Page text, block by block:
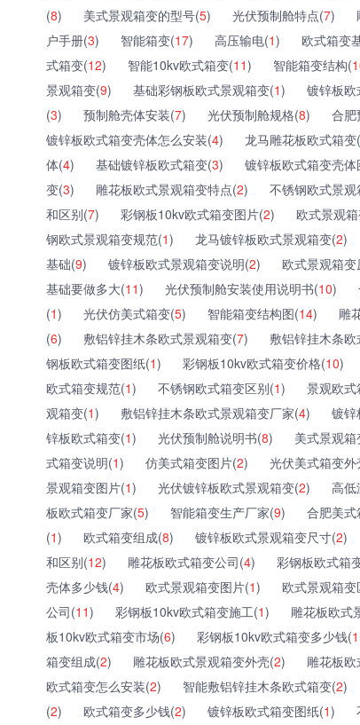
(8) 美式景观箱变的型号(5) 光伏预制舱特点(7)
户手册(3) 智能箱变(17) 高压输电(1) 欧式箱变
式箱变(12) 智能10kv欧式箱变(11) 智能箱变结构(
景观箱变(9) 基础彩钢板欧式景观箱变(1) 镀锌板
(3) 预制舱壳体安装(7) 光伏预制舱规格(8) 合肥
镀锌板欧式箱变壳体怎么安装(4) 龙马雕花板欧式箱变(
体(4) 基础镀锌板欧式箱变(3) 镀锌板欧式箱变壳体
变(3) 雕花板欧式景观箱变特点(2) 不锈钢欧式景
和区别(7) 彩钢板10kv欧式箱变图片(2) 欧式景观
钢欧式景观箱变规范(1) 龙马镀锌板欧式景观箱变(2)
基础(9) 镀锌板欧式景观箱变说明(2) 欧式景观箱变
基础要做多大(11) 光伏预制舱安装使用说明书(10)
(1) 光伏仿美式箱变(5) 智能箱变结构图(14) 雕
(6) 敷铝锌挂木条欧式景观箱变(7) 敷铝锌挂木条
钢板欧式箱变图纸(1) 彩钢板10kv欧式箱变价格(10)
欧式箱变规范(1) 不锈钢欧式箱变区别(1) 景观欧
观箱变(1) 敷铝锌挂木条欧式景观箱变厂家(4) 镀锌
锌板欧式箱变(1) 光伏预制舱说明书(8) 美式景观
式箱变说明(1) 仿美式箱变图片(2) 光伏美式箱变外
景观箱变图片(1) 光伏镀锌板欧式景观箱变(2) 高低
板欧式箱变厂家(5) 智能箱变生产厂家(9) 合肥美
(1) 欧式箱变组成(8) 镀锌板欧式景观箱变尺寸(2)
和区别(12) 雕花板欧式箱变公司(4) 彩钢板欧式箱
壳体多少钱(4) 欧式景观箱变图片(1) 欧式景观箱变
公司(11) 彩钢板10kv欧式箱变施工(1) 雕花板欧式
板10kv欧式箱变市场(6) 彩钢板10kv欧式箱变多少钱(
箱变组成(2) 雕花板欧式景观箱变外壳(2) 雕花板
欧式箱变怎么安装(2) 智能敷铝锌挂木条欧式箱变(2)
(2) 欧式箱变多少钱(2) 镀锌板欧式箱变图纸(1)